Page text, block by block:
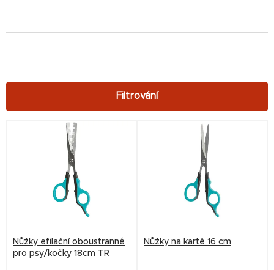
o
Nůžky efilační oboustranné
pro psy/kočky 18cm TR
Nůžky na kartě 16 cm